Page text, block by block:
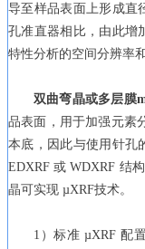
导至样品表面上形成直
孔准直器相比，由此增
特性分析的空间分辨率
双曲弯晶或多层膜
品表面，用于加强元素
本底，因此与使用针孔
EDXRF 或 WDXRF 结
晶可实现 µXRF技术。
1）标准 µXRF 配